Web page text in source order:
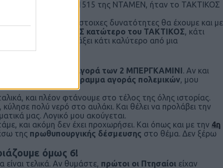
της ολλανδικής 11515 της ΝΤΑΜΕΝ, ήταν το ΤΑΚΤΙΚΟΣ
, και πως αντίστοιχες δυνατότητες θα έχουμε και με
ΣΕΤΙΣ κατώτερο του ΤΑΚΤΙΚΟΣ, κάτι
. Δύσκολα να φτιάξει κάτι καλύτερο από μια
μίλησε για την αγορά των 2 ΜΠΕΡΓΚΑΜΙΝΙ. Αν και
σε ένα πρόγραμμα αγοράς πολεμικών, μου
και πλέον φτάνουμε στο τέλος της όλης ιστορίας.
πολύ νερό στο αυλάκι. Και θέλει να προλάβει την
μας. Λογικό μου ακούγεται.
και ακόμη δεν έχει προχωρήσει. Και όπως και με την 4η
της πρωθυπουργικής δέσμευσης στο θέμα. Δεν ξέρω
όμως 6!
τελικά. Αν θυμάστε, πρώτοι οι Πτησαίοι είχαν